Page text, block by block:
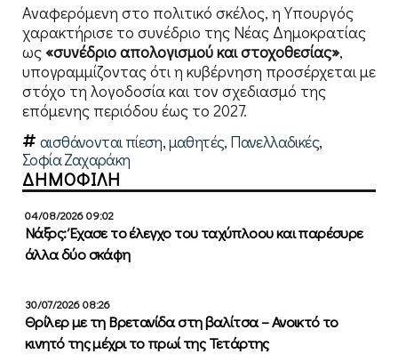
Αναφερόμενη στο πολιτικό σκέλος, η Υπουργός
χαρακτήρισε το συνέδριο της Νέας Δημοκρατίας
ως«συνέδριο απολογισμού και στοχοθεσίας»,
υπογραμμίζοντας ότι η κυβέρνηση προσέρχεται με
στόχο τη λογοδοσία και τον σχεδιασμό της
επόμενης περιόδου έως το 2027.
αισθάνονται πίεση,μαθητές, Πανελλαδικές,
Σοφία Ζαχαράκη
ΔΗΜΟΦΙΛΗ
04/08/2026 09:02
Νάξος: Έχασε το έλεγχο του ταχύπλοου και παρέσυρε
άλλα δύο σκάφη
30/07/2026 08:26
Θρίλερ με τη Βρετανίδα στη βαλίτσα – Ανοικτό το
κινητό της μέχρι το πρωί της Τετάρτης